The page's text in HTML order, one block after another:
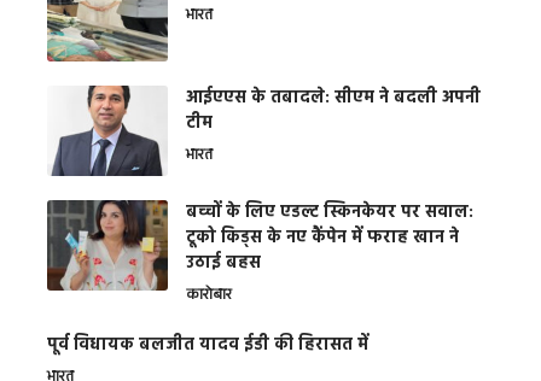
भारत
आईएएस के तबादले: सीएम ने बदली अपनी
टीम
भारत
बच्चों के लिए एडल्ट स्किनकेयर पर सवाल:
टूको किड्स के नए कैंपेन में फराह खान ने
उठाई बहस
कारोबार
पूर्व विधायक बलजीत यादव ईडी की हिरासत में